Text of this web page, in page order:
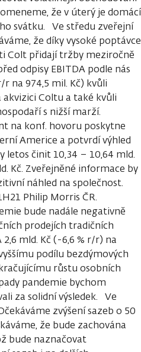
že v úterý je domácí
svátku. Ve středu zveřejní
že díky vysoké poptávce
Colt přidají tržby meziročně
odpisy EBITDA podle nás
na 974,5 mil. Kč) kvůli
Coltu a také kvůli
s nižší marží.
na konf. hovoru poskytne
Americe a potvrdí výhled
letos činit 10,34 – 10,64 mld.
Kč. Zveřejněné informace by
náhled na společnost.
Philip Morris ČR.
bude nadále negativně
prodejích tradičních
mld. Kč (-6,6 % r/r) na
podílu bezdýmových
růstu osobních
pandemie bychom
za solidní výsledek. Ve
zvýšení sazeb o 50
že bude zachována
bude naznačovat